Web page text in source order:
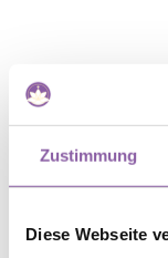
Zustimmung
Diese Webseite
Thank